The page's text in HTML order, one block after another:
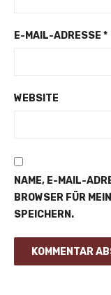
E-MAIL-ADRESSE *
WEBSITE
NAME, E-MAIL-
BROWSER FÜR
SPEICHERN.